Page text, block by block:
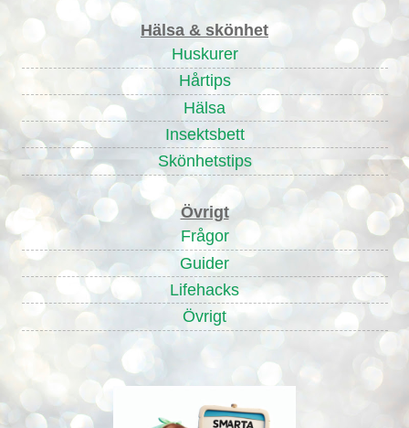
Hälsa & skönhet
Huskurer
Hårtips
Hälsa
Insektsbett
Skönhetstips
Övrigt
Frågor
Guider
Lifehacks
Övrigt